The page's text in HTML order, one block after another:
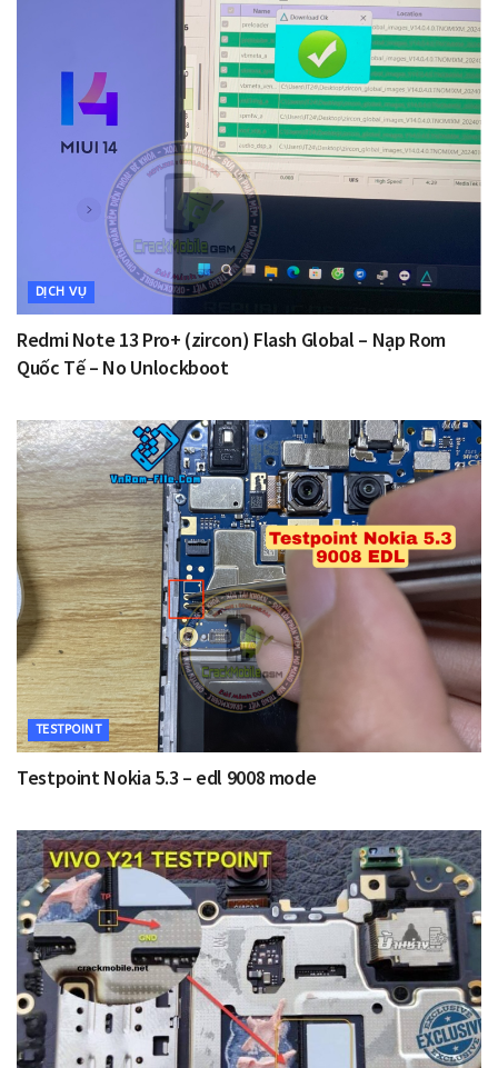
DỊCH VỤ
Redmi Note 13 Pro+ (zircon) Flash Global – Nạp Rom
Quốc Tế – No Unlockboot
TESTPOINT
Testpoint Nokia 5.3 – edl 9008 mode